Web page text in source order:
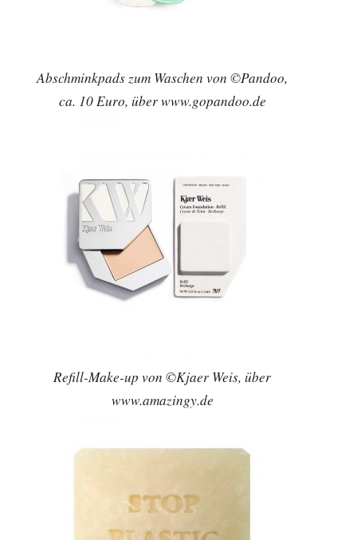
Abschminkpads zum Waschen von ©Pandoo,
ca. 10 Euro, über www.gopandoo.de
Refill-Make-up von ©Kjaer Weis, über
www.amazingy.de